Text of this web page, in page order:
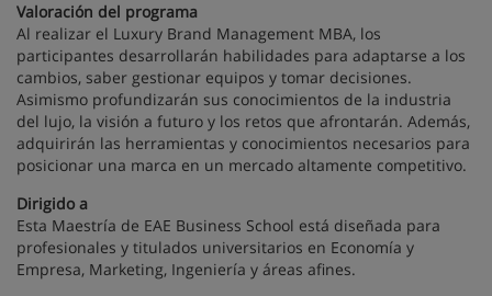
Valoración del programa
Al realizar el Luxury Brand Management MBA, los
participantes desarrollarán habilidades para adaptarse a los
cambios, saber gestionar equipos y tomar decisiones.
Asimismo profundizarán sus conocimientos de la industria
del lujo, la visión a futuro y los retos que afrontarán. Además,
adquirirán las herramientas y conocimientos necesarios para
posicionar una marca en un mercado altamente competitivo.
Dirigido a
Esta Maestría de EAE Business School está diseñada para
profesionales y titulados universitarios en Economía y
Empresa, Marketing, Ingeniería y áreas afines.